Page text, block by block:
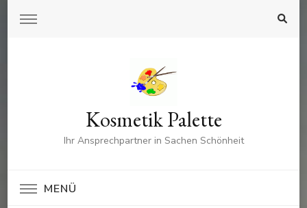
Kosmetik Palette
Ihr Ansprechpartner in Sachen Schönheit
MENÜ